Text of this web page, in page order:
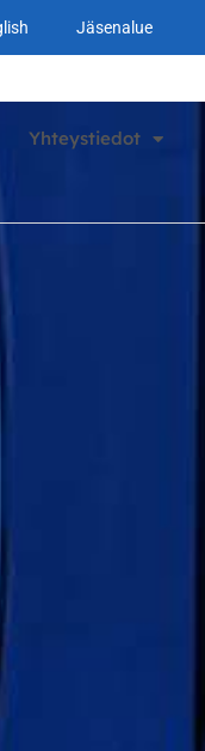
Jäsenalue
Yhteystiedot